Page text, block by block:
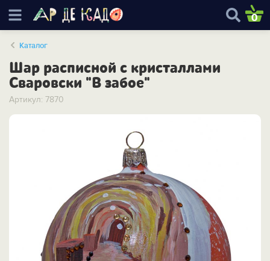
0
Каталог
Шар расписной с кристаллами
Сваровски "В забое"
Артикул: 7870